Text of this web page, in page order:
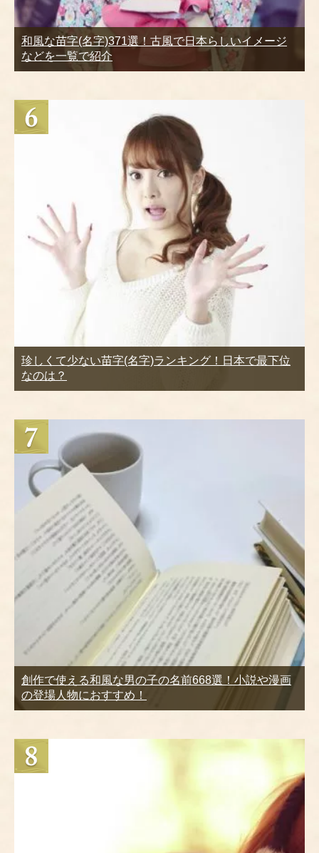
和風な苗字(名字)371選！古風で日本らしいイメージ
などを一覧で紹介
珍しくて少ない苗字(名字)ランキング！日本で最下位
なのは？
創作で使える和風な男の子の名前668選！小説や漫画
の登場人物におすすめ！